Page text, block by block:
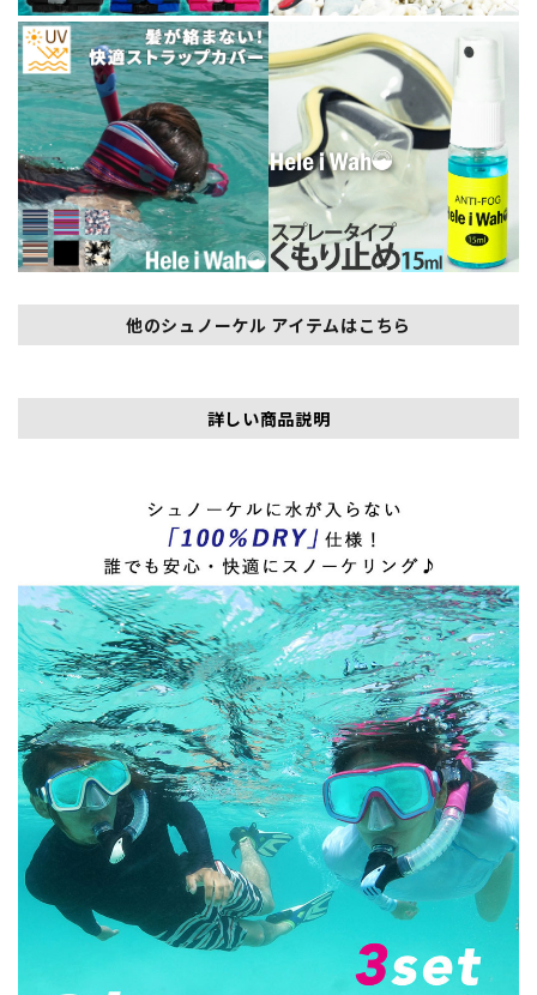
他のシュノーケル アイテムはこちら
詳しい商品説明